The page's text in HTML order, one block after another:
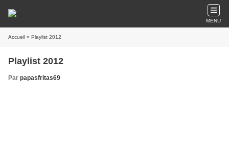
MENU
Accueil » Playlist 2012
Playlist 2012
Par papasfritas69